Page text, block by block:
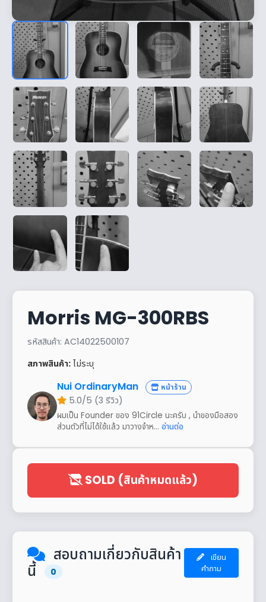
Morris MG-300RBS
รหัสสินค้า: AC14022500107
สภาพสินค้า: ไม่ระบุ
Nui OrdinaryMan หน้าร้าน
5.0/5 (3 รีวิว)
ผมเป็น Founder ของ 91Circle นะครับ , นำของมือสอง
ส่วนตัวที่ไม่ได้ใช้แล้ว มาวางจำห... อ่านต่อ
SOLD (สินค้าหมดแล้ว)
สอบถามเกี่ยวกับสินค้า
นี้
0
เขียน
คำถาม